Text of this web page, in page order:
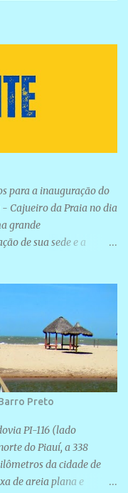
para a inauguração do
Cajueiro da Praia no dia
grande
de sua sede e a
Preto
PI-116 (lado
do Piauí, a 338
da cidade de
de areia plana e